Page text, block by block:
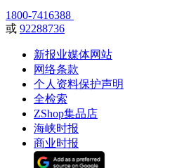
1800-7416388
或 92288736
新报业媒体网站
网络条款
个人资料保护声明
全检索
ZShop集品店
海峡时报
商业时报